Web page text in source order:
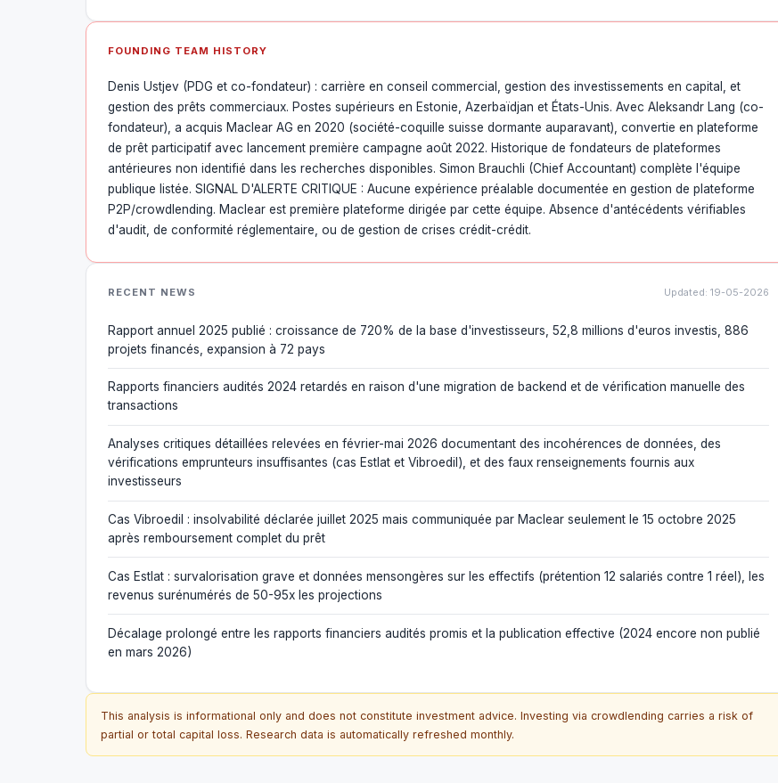
FOUNDING TEAM HISTORY
Denis Ustjev (PDG et co-fondateur) : carrière en conseil commercial, gestion des investissements en capital, et
gestion des prêts commerciaux. Postes supérieurs en Estonie, Azerbaïdjan et États-Unis. Avec Aleksandr Lang (co-
fondateur), a acquis Maclear AG en 2020 (société-coquille suisse dormante auparavant), convertie en plateforme
de prêt participatif avec lancement première campagne août 2022. Historique de fondateurs de plateformes
antérieures non identifié dans les recherches disponibles. Simon Brauchli (Chief Accountant) complète l'équipe
publique listée. SIGNAL D'ALERTE CRITIQUE : Aucune expérience préalable documentée en gestion de plateforme
P2P/crowdlending. Maclear est première plateforme dirigée par cette équipe. Absence d'antécédents vérifiables
d'audit, de conformité réglementaire, ou de gestion de crises crédit-crédit.
RECENT NEWS Updated: 19-05-2026
Rapport annuel 2025 publié : croissance de 720% de la base d'investisseurs, 52,8 millions d'euros investis, 886
projets financés, expansion à 72 pays
Rapports financiers audités 2024 retardés en raison d'une migration de backend et de vérification manuelle des
transactions
Analyses critiques détaillées relevées en février-mai 2026 documentant des incohérences de données, des
vérifications emprunteurs insuffisantes (cas Estlat et Vibroedil), et des faux renseignements fournis aux
investisseurs
Cas Vibroedil : insolvabilité déclarée juillet 2025 mais communiquée par Maclear seulement le 15 octobre 2025
après remboursement complet du prêt
Cas Estlat : survalorisation grave et données mensongères sur les effectifs (prétention 12 salariés contre 1 réel), les
revenus surénumérés de 50-95x les projections
Décalage prolongé entre les rapports financiers audités promis et la publication effective (2024 encore non publié
en mars 2026)
This analysis is informational only and does not constitute investment advice. Investing via crowdlending carries a risk of
partial or total capital loss. Research data is automatically refreshed monthly.